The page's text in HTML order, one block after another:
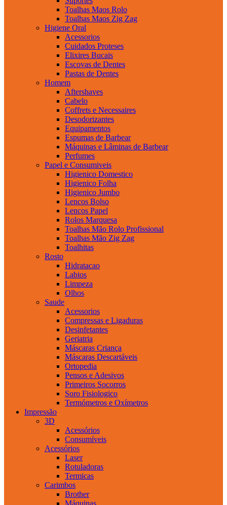
Toalhas Maos Rolo
Toalhas Maos Zig Zag
Higiene Oral
Acessorios
Cuidados Proteses
Elixires Bucais
Escovas de Dentes
Pastas de Dentes
Homem
Aftershaves
Cabelo
Coffrets e Necessaires
Desodorizantes
Equipamentos
Espumas de Barbear
Máquinas e Lâminas de Barbear
Perfumes
Papel e Consumiveis
Higienico Domestico
Higienico Folha
Higienico Jumbo
Lencos Bolso
Lencos Papel
Rolos Marquesa
Toalhas Mão Rolo Profissional
Toalhas Mão Zig Zag
Toalhitas
Rosto
Hidratacao
Labios
Limpeza
Olhos
Saude
Acessorios
Compressas e Ligaduras
Desinfetantes
Geriatria
Máscaras Criança
Máscaras Descartáveis
Ortopedia
Pensos e Adesivos
Primeiros Socorros
Soro Fisiologico
Termómetros e Oxímetros
Impressão
3D
Acessórios
Consumíveis
Acessórios
Laser
Rotuladoras
Termicas
Carimbos
Brother
Máquinas